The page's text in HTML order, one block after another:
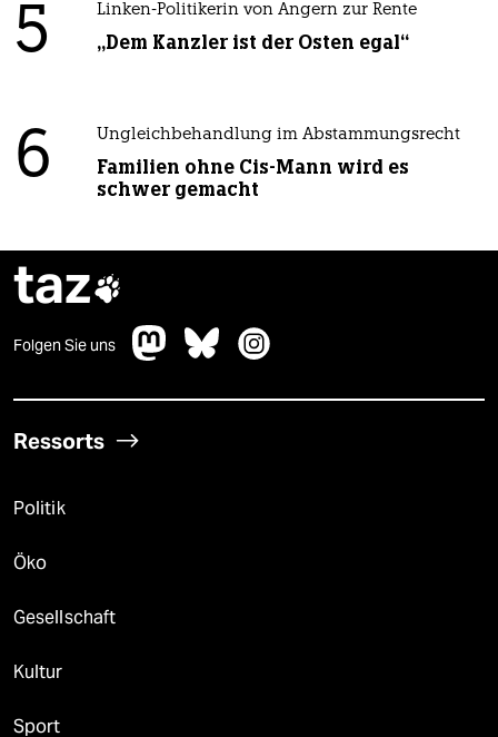
5 Linken-Politikerin von Angern zur Rente
„Dem Kanzler ist der Osten egal“
6 Ungleichbehandlung im Abstammungsrecht
Familien ohne Cis-Mann wird es
schwer gemacht
taz
Folgen Sie uns
Ressorts
Politik
Öko
Gesellschaft
Kultur
Sport